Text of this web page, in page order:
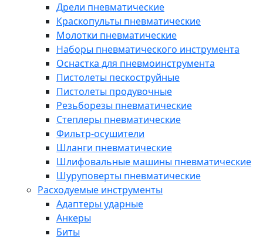
Дрели пневматические
Краскопульты пневматические
Молотки пневматические
Наборы пневматического инструмента
Оснастка для пневмоинструмента
Пистолеты пескоструйные
Пистолеты продувочные
Резьборезы пневматические
Степлеры пневматические
Фильтр-осушители
Шланги пневматические
Шлифовальные машины пневматические
Шуруповерты пневматические
Расходуемые инструменты
Адаптеры ударные
Анкеры
Биты